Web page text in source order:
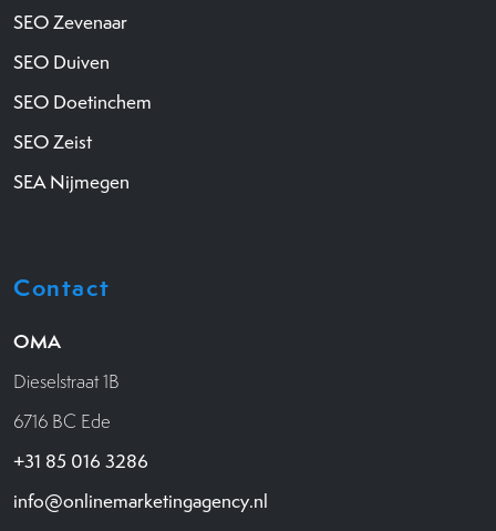
SEO Zevenaar
SEO Duiven
SEO Doetinchem
SEO Zeist
SEA Nijmegen
Contact
OMA
Dieselstraat 1B
6716 BC Ede
+31 85 016 3286
info@onlinemarketingagency.nl